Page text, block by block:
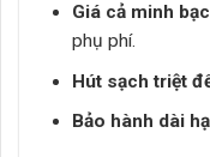
Giá cả minh
phụ phí.
Hút sạch triệt
Bảo hành dài